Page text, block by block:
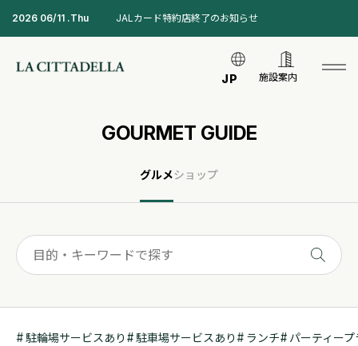
2026 06/11 .Thu JALカード特約店終了のお知らせ
JP 施設案内
GOURMET GUIDE
グルメショップ
駐輪場サービスあり 駐車場サービスあり ランチ パーティープ